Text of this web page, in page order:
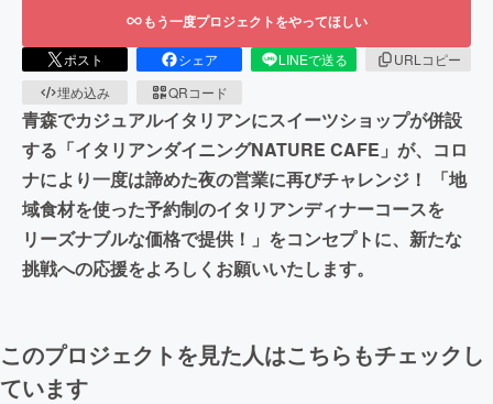
もう一度プロジェクトをやってほしい
ポスト シェア LINEで送る
URLコピー
埋め込み
QRコード
青森でカジュアルイタリアンにスイーツショップが併設
する「イタリアンダイニングNATURE CAFE」が、コロ
ナにより一度は諦めた夜の営業に再びチャレンジ！ 「地
域食材を使った予約制のイタリアンディナーコースを
リーズナブルな価格で提供！」をコンセプトに、新たな
挑戦への応援をよろしくお願いいたします。
このプロジェクトを見た人はこちらもチェックし
ています